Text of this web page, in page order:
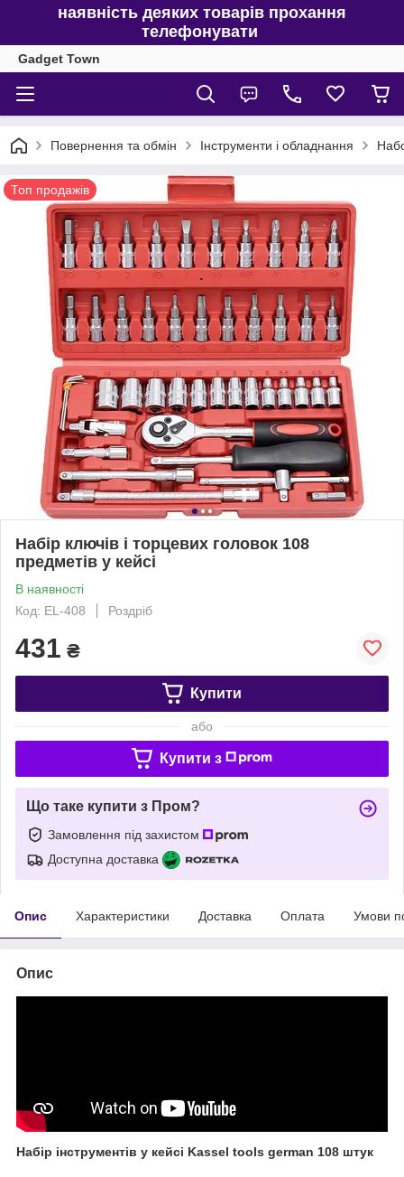
наявність деяких товарів прохання
телефонувати
Gadget Town
Повернення та обмін Інструменти і обладнання
Топ продажів
Набір ключів і торцевих головок 108
предметів у кейсі
В наявності
Код: EL-408
Роздріб
431 ₴
Купити
або
Купити з
Що таке купити з Пром?
Замовлення під захистом
Доступна доставка
Опис Характеристики Доставка Оплата Умови
Опис
Набір інструментів у кейсі Kassel tools german 108 штук